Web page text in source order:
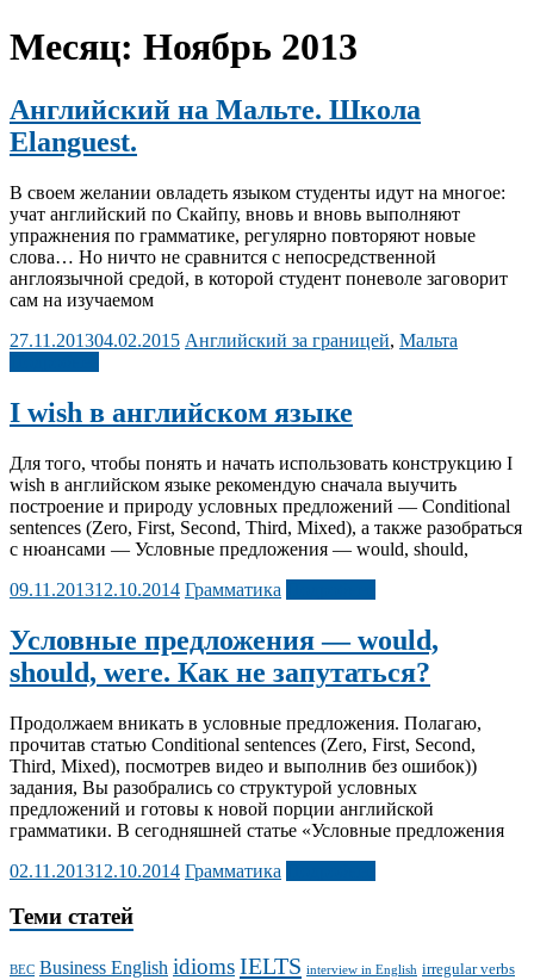
Месяц: Ноябрь 2013
Английский на Мальте. Школа
Elanguest.
В своем желании овладеть языком студенты идут на многое:
учат английский по Скайпу, вновь и вновь выполняют
упражнения по грамматике, регулярно повторяют новые
слова… Но ничто не сравнится с непосредственной
англоязычной средой, в которой студент поневоле заговорит
сам на изучаемом
27.11.201304.02.2015 Английский за границей, Мальта
I wish в английском языке
Для того, чтобы понять и начать использовать конструкцию I
wish в английском языке рекомендую сначала выучить
построение и природу условных предложений — Conditional
sentences (Zero, First, Second, Third, Mixed), а также разобраться
с нюансами — Условные предложения — would, should,
09.11.201312.10.2014 Грамматика
Условные предложения — would,
should, were. Как не запутаться?
Продолжаем вникать в условные предложения. Полагаю,
прочитав статью Conditional sentences (Zero, First, Second,
Third, Mixed), посмотрев видео и выполнив без ошибок))
задания, Вы разобрались со структурой условных
предложений и готовы к новой порции английской
грамматики. В сегодняшней статье «Условные предложения
02.11.201312.10.2014 Грамматика
Теми статей
BEC Business English idiomsIELTS interview in English irregular verbs